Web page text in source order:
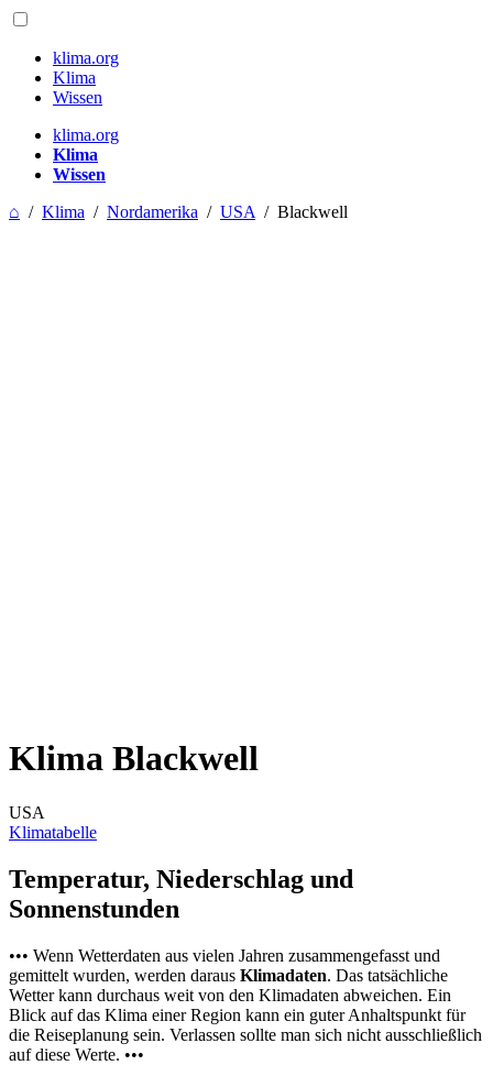
klima.org
Klima
Wissen
klima.org
Klima
Wissen
⌂ / Klima / Nordamerika / USA / Blackwell
Klima Blackwell
USA
Klimatabelle
Temperatur, Niederschlag und
Sonnenstunden
••• Wenn Wetterdaten aus vielen Jahren zusammengefasst und
gemittelt wurden, werden daraus Klimadaten. Das tatsächliche
Wetter kann durchaus weit von den Klimadaten abweichen. Ein
Blick auf das Klima einer Region kann ein guter Anhaltspunkt für
die Reiseplanung sein. Verlassen sollte man sich nicht ausschließlich
auf diese Werte. •••